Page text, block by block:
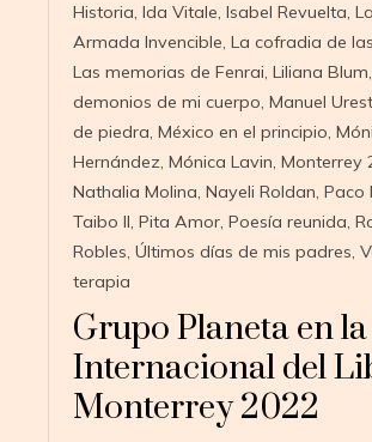
Historia, Ida Vitale, Isabel Revuelta, La
Armada Invencible, La cofradia de
Las memorias de Fenrai, Liliana Blum,
demonios de mi cuerpo, Manuel
de piedra, México en el principio,
Hernández, Mónica Lavin, Monterrey
Nathalia Molina, Nayeli Roldan, Paco
Taibo II, Pita Amor, Poesía reunida,
Robles, Últimos días de mis padres,
terapia
Grupo Planeta en
Internacional del
Monterrey 2022